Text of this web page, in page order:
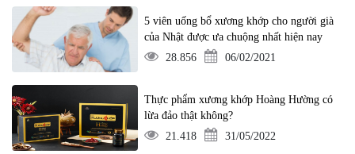
5 viên uống bổ xương khớp cho người già
của Nhật được ưa chuộng nhất hiện nay
28.856
06/02/2021
Thực phẩm xương khớp Hoàng Hường có
lừa đảo thật không?
21.418
31/05/2022